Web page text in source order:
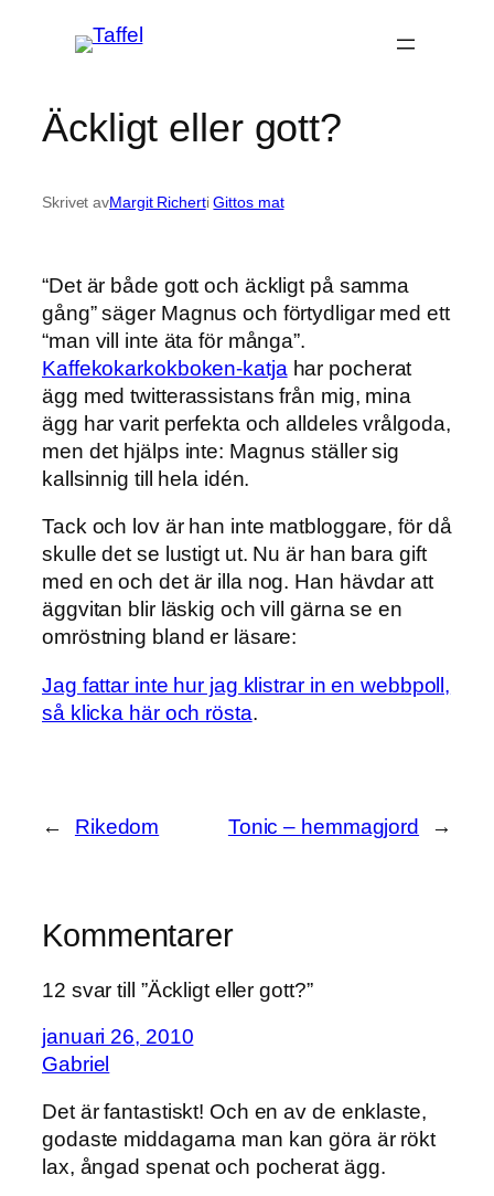
Äckligt eller gott?
Skrivet avMargit RichertiGittos mat
“Det är både gott och äckligt på samma
gång” säger Magnus och förtydligar med ett
“man vill inte äta för många”.
Kaffekokarkokboken-katja har pocherat
ägg med twitterassistans från mig, mina
ägg har varit perfekta och alldeles vrålgoda,
men det hjälps inte: Magnus ställer sig
kallsinnig till hela idén.
Tack och lov är han inte matbloggare, för då
skulle det se lustigt ut. Nu är han bara gift
med en och det är illa nog. Han hävdar att
äggvitan blir läskig och vill gärna se en
omröstning bland er läsare:
Jag fattar inte hur jag klistrar in en webbpoll,
så klicka här och rösta.
← Rikedom Tonic – hemmagjord →
Kommentarer
12 svar till ”Äckligt eller gott?”
januari 26, 2010
Gabriel
Det är fantastiskt! Och en av de enklaste,
godaste middagarna man kan göra är rökt
lax, ångad spenat och pocherat ägg.